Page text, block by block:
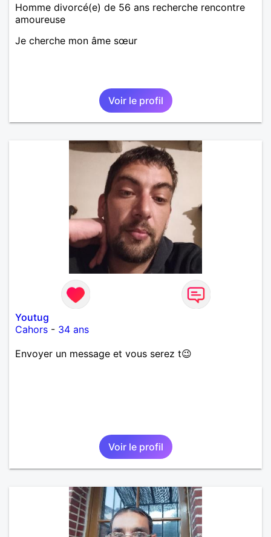
Homme divorcé(e) de 56 ans recherche rencontre
amoureuse
Je cherche mon âme sœur
Voir le profil
Youtug
Cahors - 34 ans
Envoyer un message et vous serez t😉
Voir le profil